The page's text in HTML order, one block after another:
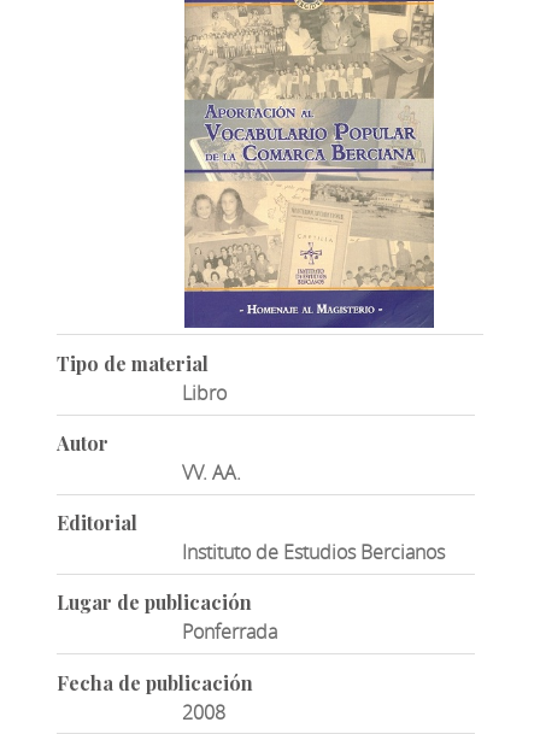
Tipo de material
Libro
Autor
VV. AA.
Editorial
Instituto de Estudios Bercianos
Lugar de publicación
Ponferrada
Fecha de publicación
2008